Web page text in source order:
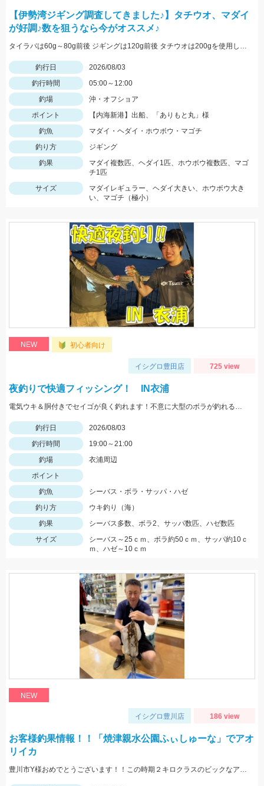
【伊勢湾ジギング調査してきました♪】タチウオ、マダイ
が好調♪数を狙うなら今がオススメ♪
タイラバは60g～80g前後 ジギングは120g前後 タチウオは200gを使用しました
釣行日
2026/08/03
釣行時間
05:00～12:00
釣場
沖・オフショア
ポイント
【内海新港】出船、「ありもと丸」様
釣魚
マダイ・ヘダイ・ホウボウ・マゴチ
釣り方
ジギング
釣果
マダイ複数匹、ヘダイ1匹、ホウボウ複数匹、マゴ
チ1匹
サイズ
マダイレギュラー、ヘダイ大きい、ホウボウ大き
い、マゴチ（極小）
NEW 初心者向け
イシグロ豊田店 725 view
夜釣りで快適フィッシング！ IN衣浦
電気ウキ＆胴付きでセイゴが良く釣れます！不意に大型のボラが釣れることもあるので、ネットがあると安心です。
釣行日
2026/08/03
釣行時間
19:00～21:00
釣場
衣浦周辺
ポイント
釣魚
シーバス・ボラ・サッパ・ハゼ
釣り方
ウキ釣り（海）
釣果
シーバス多数、ボラ2、サッパ数匹、ハゼ数匹
サイズ
シーバス～25ｃｍ、ボラ約50ｃｍ、サッパ約10ｃ
ｍ、ハゼ～10ｃｍ
NEW
イシグロ豊川店 186 view
お客様釣果情報！！「焼津親水公園ふぃしゅーな」でアオ
リイカ
豊川市Y様おめでとうございます！！この時期２キロクラスのビックなアオリイカを見事に仕留められました！！ 釣れているのが500ｇクラスの情報だったので、ヒットした瞬間はエイかと思ったそうです。